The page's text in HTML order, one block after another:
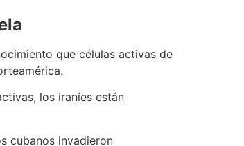
que células activas de
los iraníes están
cubanos invadieron